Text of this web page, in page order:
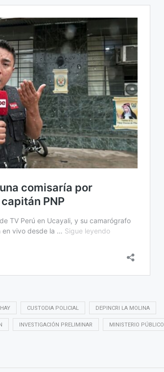
CUSTODIA POLICIAL DEPINCRI LA MOLINA
INVESTIGACIÓN PRELIMINAR MINISTERIO PÚBLICO